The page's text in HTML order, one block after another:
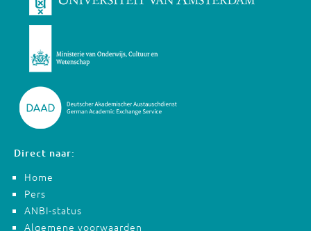
Direct naar:
Home
Pers
ANBI-status
Algemene voorwaarden